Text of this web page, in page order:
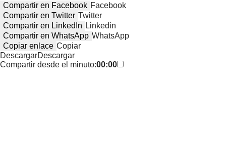
Compartir en Facebook Facebook
Compartir en Twitter Twitter
Compartir en LinkedIn Linkedin
Compartir en WhatsApp WhatsApp
Copiar enlace Copiar
DescargarDescargar
Compartir desde el minuto:00:00